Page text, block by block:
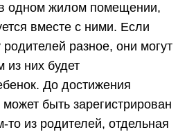
одном жилом помещении,
вместе с ними. Если
родителей разное, они могут
из них будет
До достижения
быть зарегистрирован
то из родителей, отдельная